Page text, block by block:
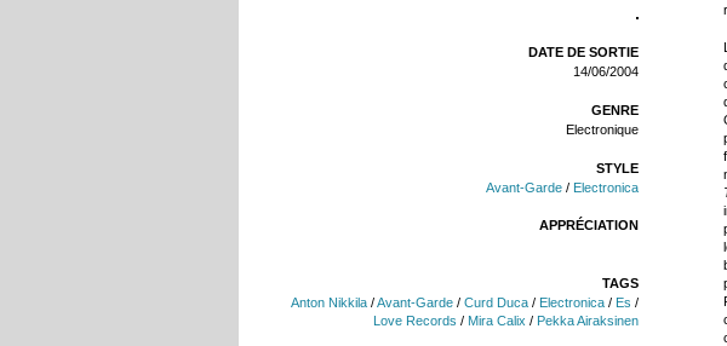
DATE DE SORTIE
14/06/2004
GENRE
Electronique
STYLE
Avant-Garde / Electronica
APPRÉCIATION
TAGS
Anton Nikkila /Avant-Garde / Curd Duca / Electronica / Es /
Love Records / Mira Calix / Pekka Airaksinen